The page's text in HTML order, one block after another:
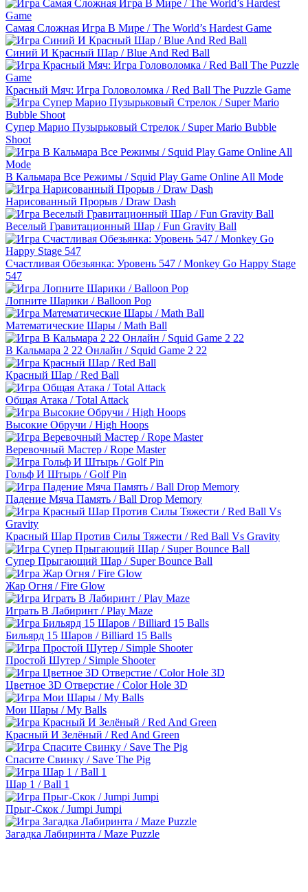
Самая Сложная Игра В Мире / The World’s Hardest Game
Синий И Красный Шар / Blue And Red Ball
Красный Мяч: Игра Головоломка / Red Ball The Puzzle Game
Супер Марио Пузырьковый Стрелок / Super Mario Bubble
Shoot
В Кальмара Все Режимы / Squid Play Game Online All Mode
Нарисованный Прорыв / Draw Dash
Веселый Гравитационный Шар / Fun Gravity Ball
Счастливая Обезьянка: Уровень 547 / Monkey Go Happy Stage
547
Лопните Шарики / Balloon Pop
Математические Шары / Math Ball
В Кальмара 2 22 Онлайн / Squid Game 2 22
Красный Шар / Red Ball
Общая Атака / Total Attack
Высокие Обручи / High Hoops
Веревочный Мастер / Rope Master
Гольф И Штырь / Golf Pin
Падение Мяча Память / Ball Drop Memory
Красный Шар Против Силы Тяжести / Red Ball Vs Gravity
Супер Прыгающий Шар / Super Bounce Ball
Жар Огня / Fire Glow
Играть В Лабиринт / Play Maze
Бильярд 15 Шаров / Billiard 15 Balls
Простой Шутер / Simple Shooter
Цветное 3D Отверстие / Color Hole 3D
Мои Шары / My Balls
Красный И Зелёный / Red And Green
Спасите Свинку / Save The Pig
Шар 1 / Ball 1
Прыг-Скок / Jumpi Jumpi
Загадка Лабиринта / Maze Puzzle